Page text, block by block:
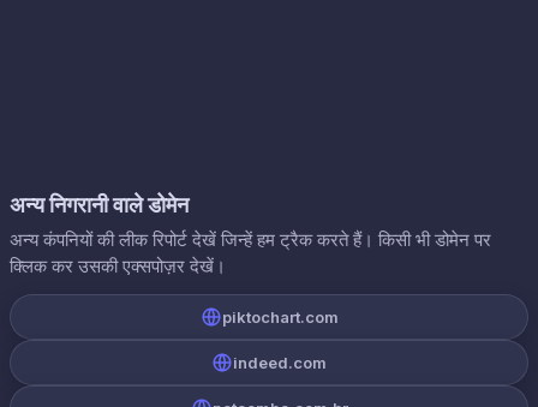
अन्य निगरानी वाले डोमेन
अन्य कंपनियों की लीक रिपोर्ट देखें जिन्हें हम ट्रैक करते हैं। किसी भी डोमेन पर
क्लिक कर उसकी एक्सपोज़र देखें।
piktochart.com
indeed.com